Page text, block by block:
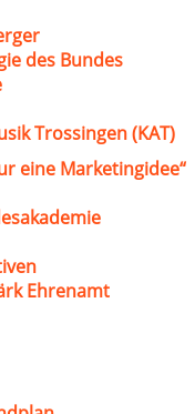
des Bundes
Trossingen (KAT)
eine Marketingidee“
Ehrenamt